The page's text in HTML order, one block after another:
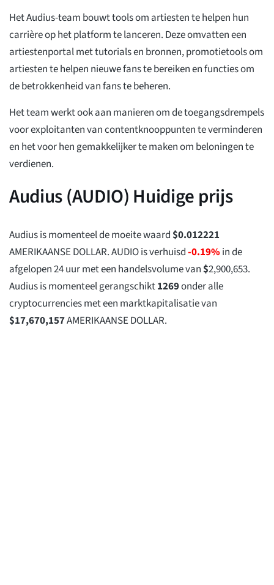
Het Audius-team bouwt tools om artiesten te helpen hun
carrière op het platform te lanceren. Deze omvatten een
artiestenportal met tutorials en bronnen, promotietools om
artiesten te helpen nieuwe fans te bereiken en functies om
de betrokkenheid van fans te beheren.
Het team werkt ook aan manieren om de toegangsdrempels
voor exploitanten van contentknooppunten te verminderen
en het voor hen gemakkelijker te maken om beloningen te
verdienen.
Audius (AUDIO) Huidige prijs
Audius is momenteel de moeite waard$0.012221
AMERIKAANSE DOLLAR. AUDIO is verhuisd-0.19%in de
afgelopen 24 uur met een handelsvolume van$2,900,653.
Audius is momenteel gerangschikt1269onder alle
cryptocurrencies met een marktkapitalisatie van
$17,670,157AMERIKAANSE DOLLAR.